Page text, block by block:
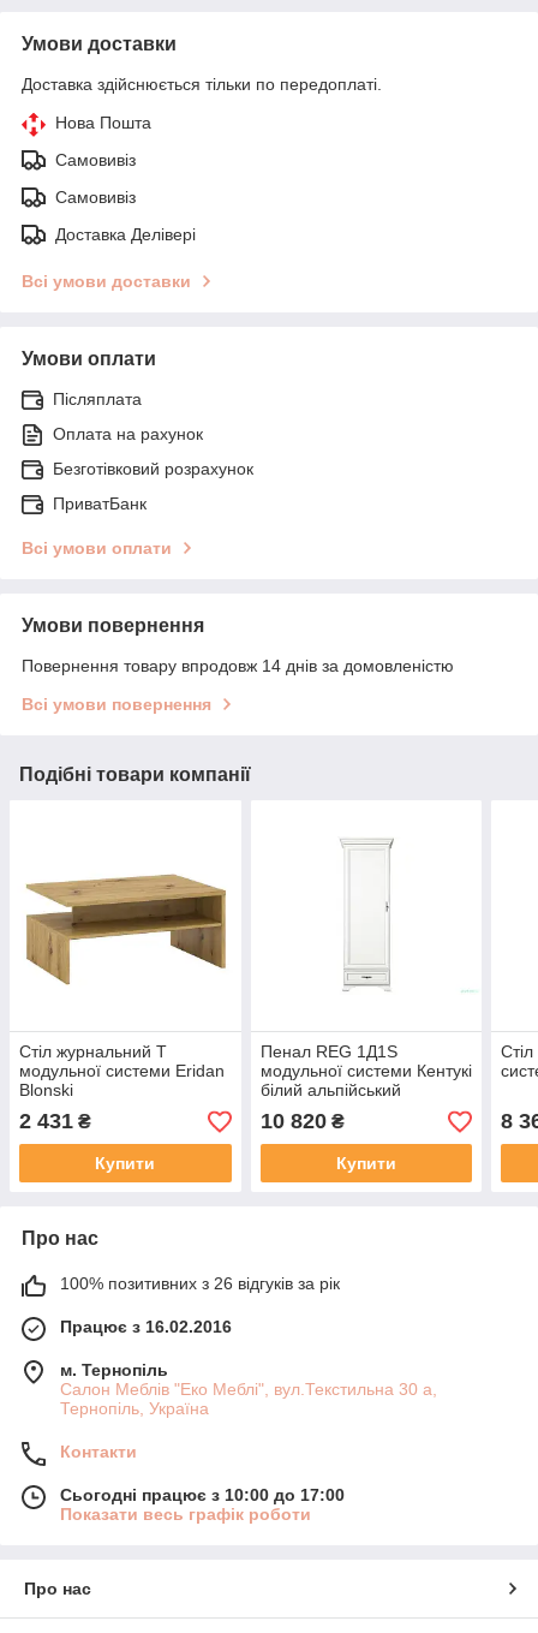
Умови доставки
Доставка здійснюється тільки по передоплаті.
Нова Пошта
Самовивіз
Самовивіз
Доставка Делівері
Всі умови доставки
Умови оплати
Післяплата
Оплата на рахунок
Безготівковий розрахунок
ПриватБанк
Всі умови оплати
Умови повернення
Повернення товару впродовж 14 днів за домовленістю
Всі умови повернення
Подібні товари компанії
Стіл журнальний T
модульної системи Eridan
Blonski
2 431 ₴
Купити
Пенал REG 1Д1S
модульної системи Кентукі
білий альпійський
10 820₴
Купити
8
Про нас
100% позитивних з 26 відгуків за рік
Працює з 16.02.2016
м. Тернопіль
Салон Меблів "Еко Меблі", вул.Текстильна 30 а,
Тернопіль, Україна
Контакти
Сьогодні працює з 10:00 до 17:00
Показати весь графік роботи
Про нас